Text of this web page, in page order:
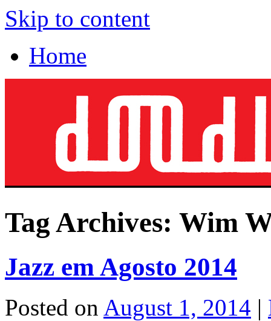
Skip to content
Home
Tag Archives: Wim
Jazz em Agosto 2014
Posted on August 1, 2014 |